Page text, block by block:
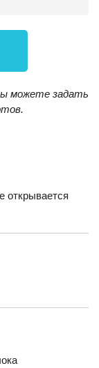
можете задать
открывается